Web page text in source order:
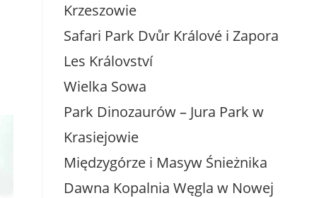
Krzeszowie
Safari Park Dvůr Králové i Zapora
Les Království
Wielka Sowa
Park Dinozaurów – Jura Park w
Krasiejowie
Międzygórze i Masyw Śnieżnika
Dawna Kopalnia Węgla w Nowej